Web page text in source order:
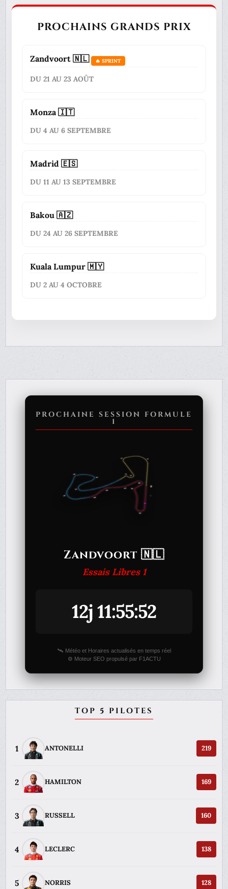
PROCHAINS GRANDS PRIX
Zandvoort 🇳🇱 🔥 SPRINT
DU 21 AU 23 AOÛT
Monza 🇮🇹
DU 4 AU 6 SEPTEMBRE
Madrid 🇪🇸
DU 11 AU 13 SEPTEMBRE
Bakou 🇦🇿
DU 24 AU 26 SEPTEMBRE
Kuala Lumpur 🇲🇾
DU 2 AU 4 OCTOBRE
PROCHAINE SESSION FORMULE
1
Zandvoort 🇳🇱
Essais Libres 1
12j 11:55:52
🛰️ Météo et Horaires actualisés en temps réel
⚙️ Moteur SEO propulsé par F1ACTU
TOP 5 PILOTES
1 ANTONELLI 219
2 HAMILTON 169
3 RUSSELL 160
4 LECLERC 138
5 NORRIS 128